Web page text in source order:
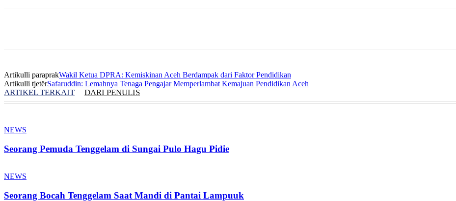
Artikulli paraprakWakil Ketua DPRA: Kemiskinan Aceh Berdampak dari Faktor Pendidikan
Artikulli tjetërSafaruddin: Lemahnya Tenaga Pengajar Memperlambat Kemajuan Pendidikan Aceh
ARTIKEL TERKAIT DARI PENULIS
NEWS
Seorang Pemuda Tenggelam di Sungai Pulo Hagu Pidie
NEWS
Seorang Bocah Tenggelam Saat Mandi di Pantai Lampuuk